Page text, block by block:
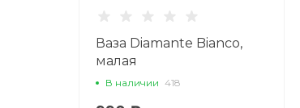
Ваза Diamante Bianco,
малая
В наличии 418